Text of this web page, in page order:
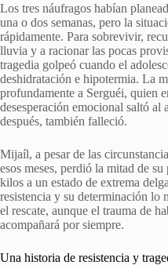
Los tres náufragos habían
una o dos semanas, pero la
rápidamente. Para sobrevivir,
lluvia y a racionar las pocas
tragedia golpeó cuando el
deshidratación e hipotermia. La
profundamente a Serguéi, quien
desesperación emocional saltó al
después, también falleció.
Mijaíl, a pesar de las
esos meses, perdió la mitad de
kilos a un estado de extrema
resistencia y su determinación lo
el rescate, aunque el trauma de
acompañará por siempre.
Una historia de resistencia y